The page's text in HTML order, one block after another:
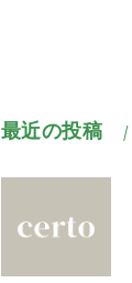
最近の投稿